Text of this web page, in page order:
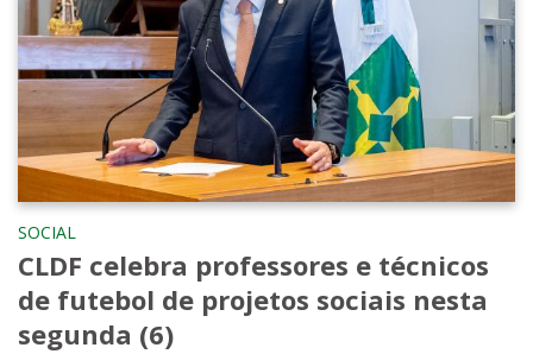
SOCIAL
CLDF celebra professores e técnicos
de futebol de projetos sociais nesta
segunda (6)